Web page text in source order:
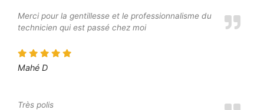
Merci pour la gentillesse et le professionnalisme du
technicien qui est passé chez moi
Mahé D
Très polis